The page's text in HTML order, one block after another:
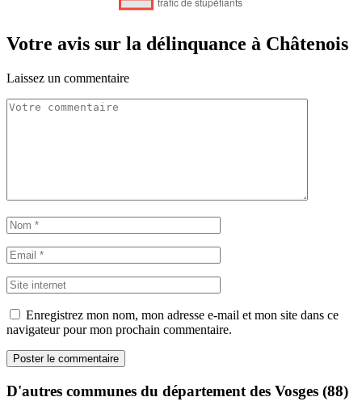
Votre avis sur la délinquance à Châtenois
Laissez un commentaire
Enregistrez mon nom, mon adresse e-mail et mon site dans ce
navigateur pour mon prochain commentaire.
D'autres communes du département des Vosges (88)